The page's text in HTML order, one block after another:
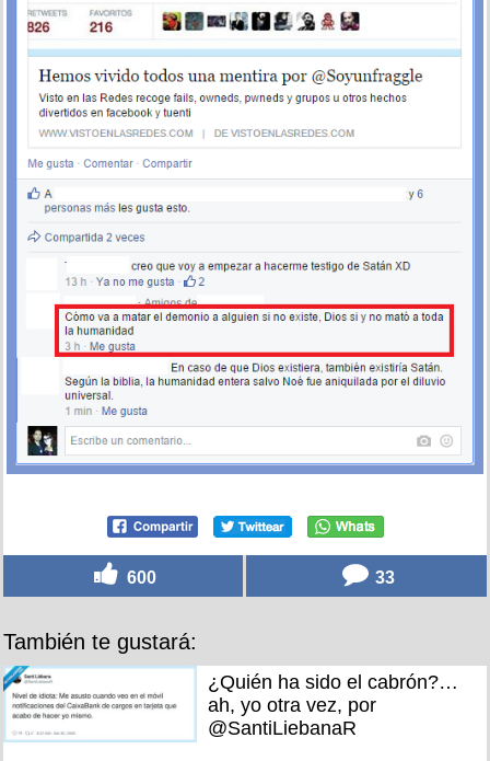
600 33
También te gustará:
¿Quién ha sido el cabrón?…
ah, yo otra vez, por
@SantiLiebanaR